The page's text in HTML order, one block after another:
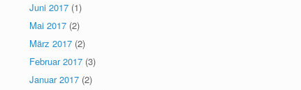
Juni 2017 (1)
Mai 2017 (2)
März 2017 (2)
Februar 2017 (3)
Januar 2017 (2)